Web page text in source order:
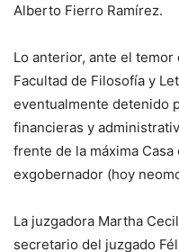
Alberto Fierro Ramírez.
Lo anterior, ante el
Facultad de Filosofía y
eventualmente detenido
financieras y
frente de la máxima
exgobernador (hoy
La juzgadora Martha
secretario del juzgado